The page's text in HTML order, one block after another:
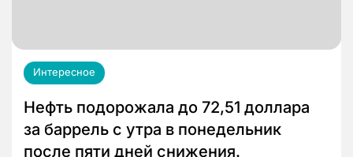
Интересное
Нефть подорожала до 72,51 доллара
за баррель с утра в понедельник
после пяти дней снижения.